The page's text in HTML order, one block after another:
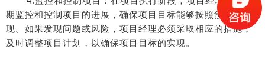
期监控和控制项目的进展，确保项目目标能够按照预期实
现。如果发现问题或风险，项目经理必须采取相应的措施，
及时调整项目计划，以确保项目目标的实现。